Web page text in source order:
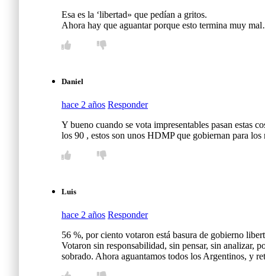
Esa es la ‘libertad» que pedían a gritos.
Ahora hay que aguantar porque esto termina muy
Daniel
hace 2 años Responder
Y bueno cuando se vota impresentables pasan estas
los 90 , estos son unos HDMP que gobiernan para
Luis
hace 2 años Responder
56 %, por ciento votaron está basura de gobierno
Votaron sin responsabilidad, sin pensar, sin analizar,
sobrado. Ahora aguantamos todos los Argentinos, y